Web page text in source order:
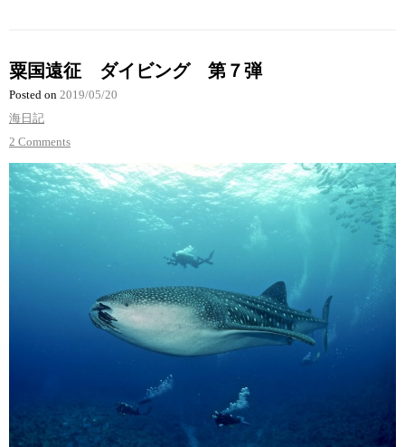
粟国遠征 ダイビング 第７弾
Posted on 2019/05/20
海日記
2 Comments